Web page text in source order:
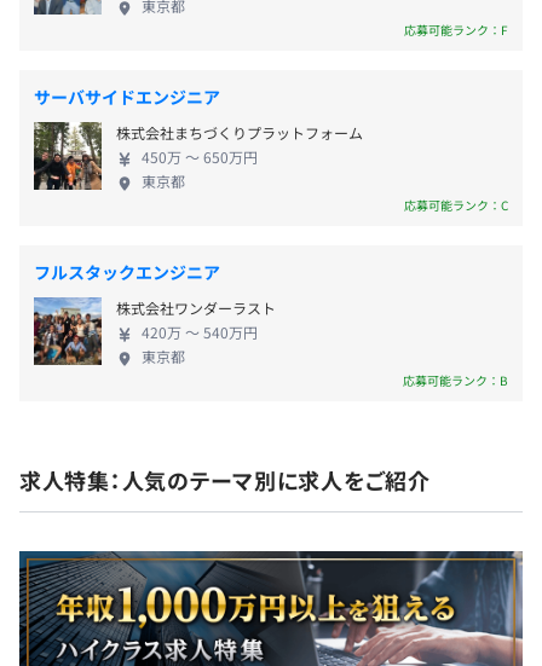
賞与年２回（業績に連動して支給）
年１回
3ヶ月（労働条件に変更なし）
東京都
応募可能ランク：F
サーバサイドエンジニア
株式会社まちづくりプラットフォーム
450万 〜 650万円
東京都
応募可能ランク：C
フルスタックエンジニア
株式会社ワンダーラスト
420万 〜 540万円
東京都
応募可能ランク：B
求人特集：人気のテーマ別に求人をご紹介